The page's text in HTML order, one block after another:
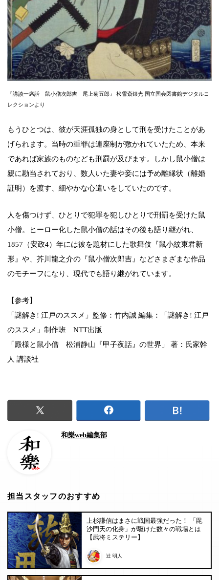
『講談一席話 鼠小僧次郎吉 尾上菊五郎』 松雪斎銀光 国立国会図書館デジタルコ
レクションより
もうひとつは、彼が天涯孤独の身として刑を受けたことがあ
げられます。当時の重罪は連座制が敷かれていたため、本来
であれば家族のものなども刑罰が及びます。しかし鼠小僧は
親に勘当されており、数人いた妻や妾には予め離縁状（離婚
証明）を渡す、細やかな心遣いをしていたのです。
人を傷つけず、ひとりで犯罪を犯しひとりで刑罰を受けた鼠
小僧。ヒーロー化した鼠小僧の話はその後も語り継がれ、
1857（安政4）年には彼を題材にした歌舞伎『鼠小紋東君新
形』や、芥川龍之介の『鼠小僧次郎吉』などさまざまな作品
のモチーフになり、現代でも語り継がれています。
【参考】
「謎解き! 江戸のススメ」監修：竹内誠 編集：「謎解き! 江戸
のススメ」制作班 NTT出版
「殿様と鼠小僧 松浦静山『甲子夜話』の世界」 著：氏家幹
人 講談社
和樂web編集部
担当スタッフのおすすめ
上杉謙信はまさに戦国最強だった！ 「毘
沙門天の化身」が駆けた数々の戦場とは
【武将ミステリー】
辻 明人